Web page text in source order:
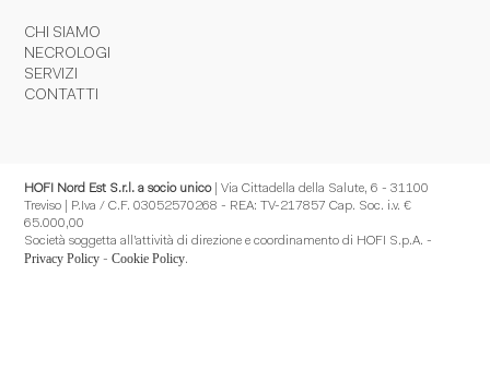
CHI SIAMO
NECROLOGI
SERVIZI
CONTATTI
HOFI Nord Est S.r.l. a socio unico| Via Cittadella della Salute, 6 - 31100
Treviso | P.Iva / C.F. 03052570268 - REA: TV-217857 Cap. Soc. i.v. €
65.000,00
Società soggetta all’attività di direzione e coordinamento di HOFI S.p.A. -
Privacy Policy -Cookie Policy.